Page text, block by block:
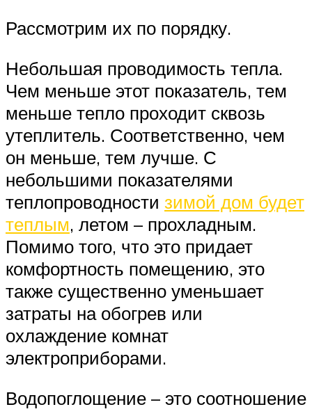
Рассмотрим их по порядку.
Небольшая проводимость тепла.
Чем меньше этот показатель, тем
меньше тепло проходит сквозь
утеплитель. Соответственно, чем
он меньше, тем лучше. С
небольшими показателями
теплопроводности зимой дом будет
теплым, летом – прохладным.
Помимо того, что это придает
комфортность помещению, это
также существенно уменьшает
затраты на обогрев или
охлаждение комнат
электроприборами.
Водопоглощение – это соотношение